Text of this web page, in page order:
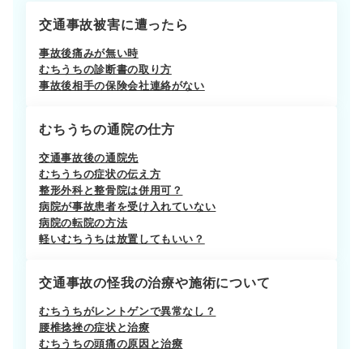
交通事故被害に遭ったら
事故後痛みが無い時
むちうちの診断書の取り方
事故後相手の保険会社連絡がない
むちうちの通院の仕方
交通事故後の通院先
むちうちの症状の伝え方
整形外科と整骨院は併用可？
病院が事故患者を受け入れていない
病院の転院の方法
軽いむちうちは放置してもいい？
交通事故の怪我の治療や施術について
むちうちがレントゲンで異常なし？
腰椎捻挫の症状と治療
むちうちの頭痛の原因と治療